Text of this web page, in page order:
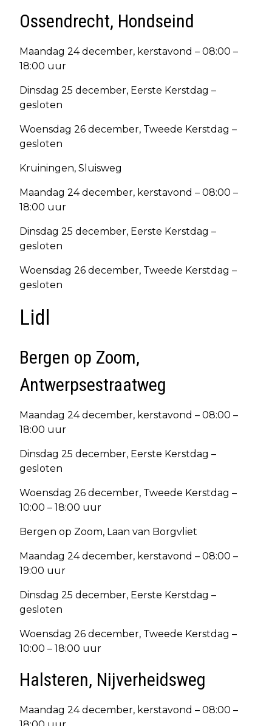
Ossendrecht, Hondseind
Maandag 24 december, kerstavond – 08:00 –
18:00 uur
Dinsdag 25 december, Eerste Kerstdag –
gesloten
Woensdag 26 december, Tweede Kerstdag –
gesloten
Kruiningen, Sluisweg
Maandag 24 december, kerstavond – 08:00 –
18:00 uur
Dinsdag 25 december, Eerste Kerstdag –
gesloten
Woensdag 26 december, Tweede Kerstdag –
gesloten
Lidl
Bergen op Zoom,
Antwerpsestraatweg
Maandag 24 december, kerstavond – 08:00 –
18:00 uur
Dinsdag 25 december, Eerste Kerstdag –
gesloten
Woensdag 26 december, Tweede Kerstdag –
10:00 – 18:00 uur
Bergen op Zoom, Laan van Borgvliet
Maandag 24 december, kerstavond – 08:00 –
19:00 uur
Dinsdag 25 december, Eerste Kerstdag –
gesloten
Woensdag 26 december, Tweede Kerstdag –
10:00 – 18:00 uur
Halsteren, Nijverheidsweg
Maandag 24 december, kerstavond – 08:00 –